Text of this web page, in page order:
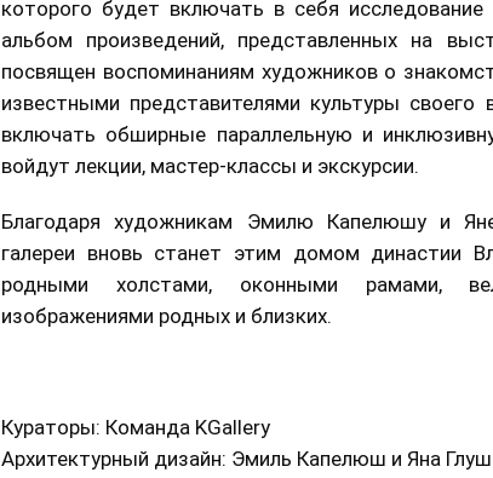
которого будет включать в себя
альбом произведений, представленных на
посвящен воспоминаниям художников о
известными представителями культуры
включать обширные параллельную и
войдут лекции, мастер-классы и экскурсии.
Благодаря художникам Эмилю Капелюшу и
галереи вновь станет этим домом династии
родными холстами, оконными рамами,
изображениями родных и близких.
Кураторы: Команда KGallery
Архитектурный дизайн: Эмиль Капелюш и Яна